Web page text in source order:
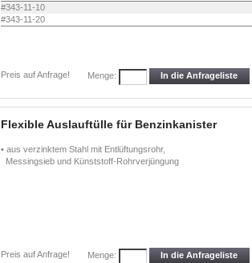
#343-11-10
#343-11-20
Preis auf Anfrage! Menge: In die Anfrageliste
Flexible Auslauftülle für Benzinkanister
• aus verzinktem Stahl mit Entlüftungsrohr,
Messingsieb und Künststoff-Rohrverjüngung
Preis auf Anfrage! Menge: In die Anfrageliste